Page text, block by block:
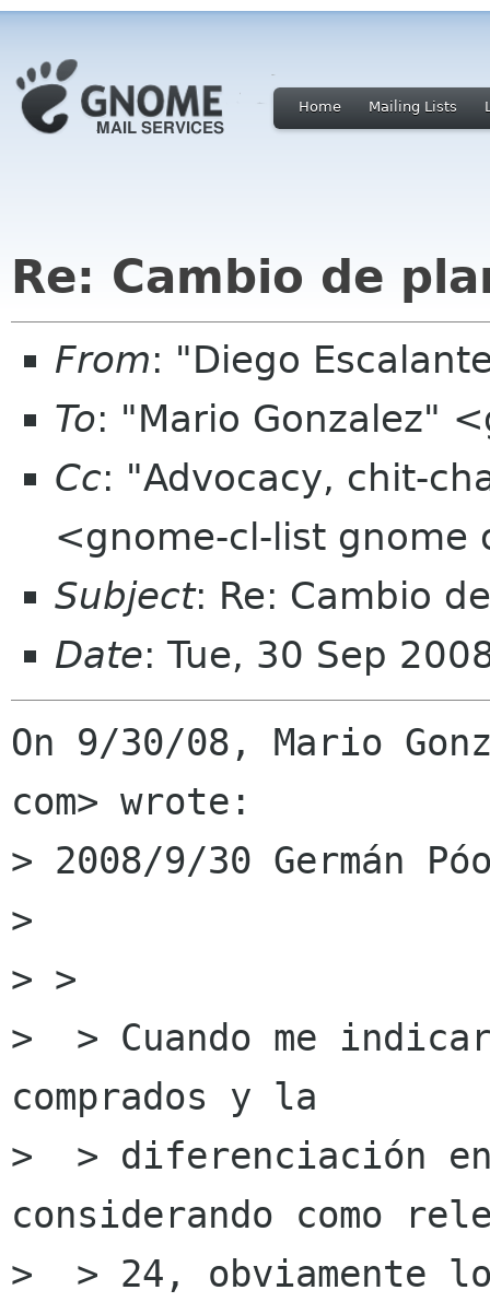
Home Mailing Lists
Re: Cambio de
From: "Diego
To: "Mario Gonzalez"
Cc: "Advocacy, chit-
<gnome-cl-list gnome
Subject: Re: Cambio
Date: Tue, 30 Sep
On 9/30/08, Mario
com> wrote:
> 2008/9/30 Germán
>
> >
>  > Cuando me
comprados y la
>  > diferenciación
considerando como
>  > 24, obviamente